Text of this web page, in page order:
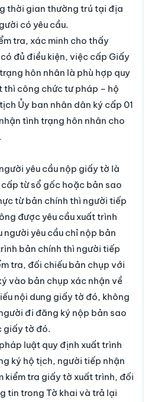
thời gian thường trú tại địa
có yêu cầu.
tra, xác minh cho thấy
đủ điều kiện, việc cấp Giấy
hôn nhân là phù hợp quy
thì công chức tư pháp – hộ
Ủy ban nhân dân ký cấp 01
tình trạng hôn nhân cho
yêu cầu nộp giấy tờ là
từ sổ gốc hoặc bản sao
từ bản chính thì người tiếp
được yêu cầu xuất trình
người yêu cầu chỉ nộp bản
bản chính thì người tiếp
tra, đối chiếu bản chụp với
vào bản chụp xác nhận về
nội dung giấy tờ đó, không
đi đăng ký nộp bản sao
giấy tờ đó.
luật quy định xuất trình
ký hộ tịch, người tiếp nhận
kiểm tra giấy tờ xuất trình, đối
tin trong Tờ khai và trả lại